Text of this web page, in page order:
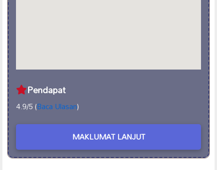
Pendapat
4.9/5 (Baca Ulasan)
MAKLUMAT LANJUT